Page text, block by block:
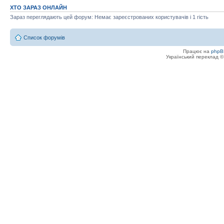
ХТО ЗАРАЗ ОНЛАЙН
Зараз переглядають цей форум: Немає зареєстрованих користувачів і 1 гість
Список форумів
Працює на
Український переклад